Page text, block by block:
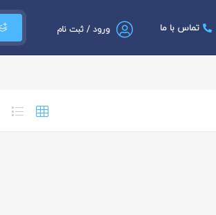
ورود / ثبت نام تماس با ما